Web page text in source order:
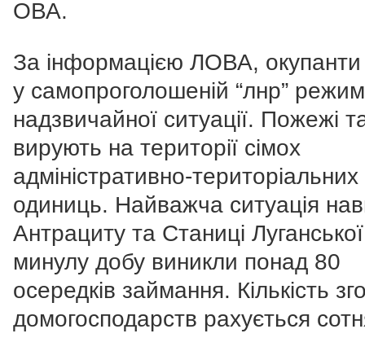
ОВА.
За інформацією ЛОВА,
у самопроголошеній “лнр” режим
надзвичайної ситуації. Пожежі
вирують на території сімох
адміністративно-територіальних
одиниць. Найважча ситуація
Антрациту та Станиці
минулу добу виникли понад 80
осередків займання. Кількість
домогосподарств рахується